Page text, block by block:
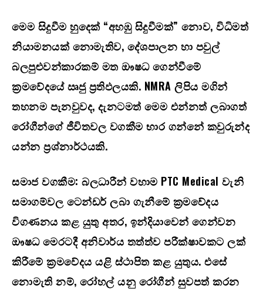
මෙම සිදුවීම හුදෙක් “අහඹු සිදුවීමක්” නොව, විධිමත්
නියාමනයක් නොමැතිව, දේශපාලන හා පවුල්
බලපුළුවන්කාරකම් මත ඖෂධ ගෙන්වීමේ
ක්‍රමවේදයේ ඍජු ප්‍රතිඵලයකි. NMRA ලිපිය මගින්
තහනම පැනවුවද, දැනටමත් මෙම එන්නත් ලබාගත්
රෝගීන්ගේ ජීවිතවල වගකීම භාර ගන්නේ කවුරුන්ද
යන්න ප්‍රශ්නාර්ථයකි.
සමාජ වගකීම: බලධාරීන් වහාම PTC Medical වැනි
සමාගම්වල ටෙන්ඩර් ලබා ගැනීමේ ක්‍රමවේදය
විගණනය කළ යුතු අතර, ඉන්දියාවෙන් ගෙන්වන
ඖෂධ මෙරටදී අනිවාර්ය තත්ත්ව පරීක්ෂාවකට ලක්
කිරීමේ ක්‍රමවේදය යළි ස්ථාපිත කළ යුතුය. එසේ
නොමැති නම්, රෝහල් යනු රෝගීන් සුවපත් කරන